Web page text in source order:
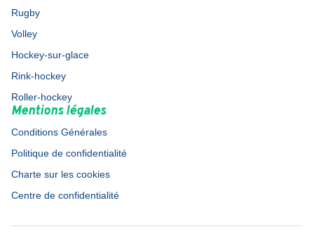
Rugby
Volley
Hockey-sur-glace
Rink-hockey
Roller-hockey
Mentions légales
Conditions Générales
Politique de confidentialité
Charte sur les cookies
Centre de confidentialité